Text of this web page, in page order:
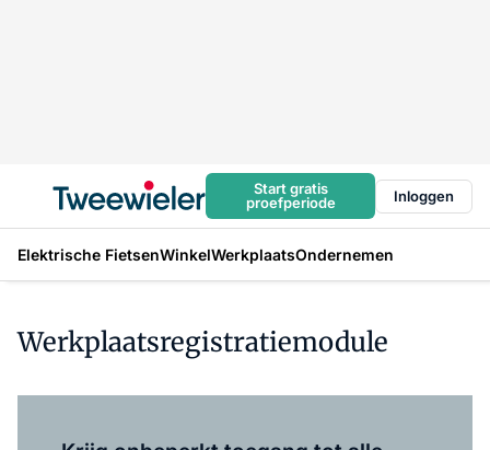
Start gratis
proefperiode
Inloggen
Elektrische FietsenWinkelWerkplaatsOndernemen
Werkplaatsregistratiemodule